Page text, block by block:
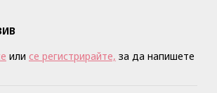
или се регистрирайте, за да напишете